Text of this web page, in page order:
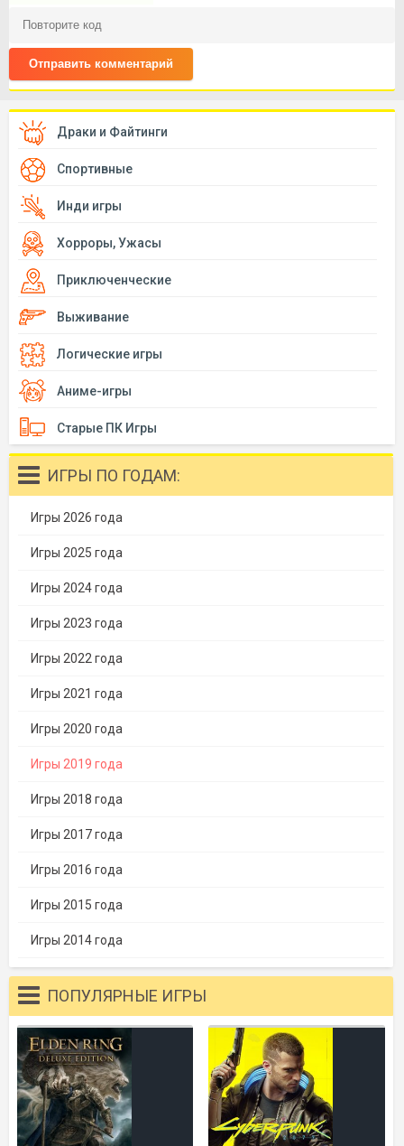
Отправить комментарий
Драки и Файтинги
Спортивные
Инди игры
Хорроры, Ужасы
Приключенческие
Выживание
Логические игры
Аниме-игры
Старые ПК Игры
ИГРЫ ПО ГОДАМ:
Игры 2026 года
Игры 2025 года
Игры 2024 года
Игры 2023 года
Игры 2022 года
Игры 2021 года
Игры 2020 года
Игры 2019 года
Игры 2018 года
Игры 2017 года
Игры 2016 года
Игры 2015 года
Игры 2014 года
ПОПУЛЯРНЫЕ ИГРЫ